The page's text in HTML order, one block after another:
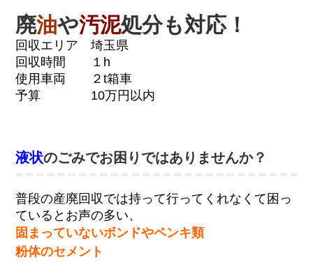
廃油や汚泥処分も対応！
回収エリア 埼玉県
回収時間 １h
使用車両 ２t箱車
予算 10万円以内
液状のごみでお困りではありませんか？
普段の産廃回収では持って行ってくれなくて困っ
ているとお声の多い、
固まっていないボンドやペンキ類
粉体のセメント